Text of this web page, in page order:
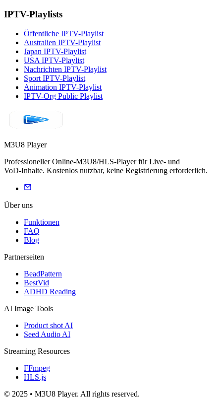
IPTV-Playlists
Öffentliche IPTV-Playlist
Australien IPTV-Playlist
Japan IPTV-Playlist
USA IPTV-Playlist
Nachrichten IPTV-Playlist
Sport IPTV-Playlist
Animation IPTV-Playlist
IPTV-Org Public Playlist
M3U8 Player
Professioneller Online‑M3U8/HLS‑Player für Live‑ und
VoD‑Inhalte. Kostenlos nutzbar, keine Registrierung erforderlich.
Über uns
Funktionen
FAQ
Blog
Partnerseiten
BeadPattern
BestVid
ADHD Reading
AI Image Tools
Product shot AI
Seed Audio AI
Streaming Resources
FFmpeg
HLS.js
© 2025 • M3U8 Player. All rights reserved.